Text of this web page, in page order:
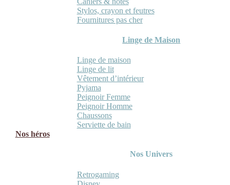
Stylos, crayon et feutres
Fournitures pas cher
Linge de Maison
Linge de maison
Linge de lit
Vêtement d’intérieur
Pyjama
Peignoir Femme
Peignoir Homme
Chaussons
Serviette de bain
Nos héros
Nos Univers
Retrogaming